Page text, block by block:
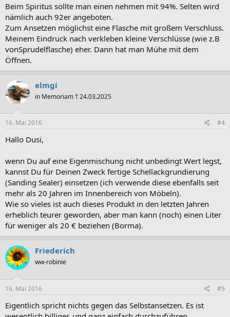
Beim Spiritus sollte man einen nehmen mit 94%. Selten wird
nämlich auch 92er angeboten.
Zum Ansetzen möglichst eine Flasche mit großem Verschluss.
Meinem Eindruck nach verkleben kleine Verschlüsse (wie z.B
vonSprudelflasche) eher. Dann hat man Mühe mit dem
Öffnen.
elmgi
in Memoriam † 24.03.2025
16. Mai 2016 #4
Hallo Dusi,
wenn Du auf eine Eigenmischung nicht unbedingt Wert legst,
kannst Du für Deinen Zweck fertige Schellackgrundierung
(Sanding Sealer) einsetzen (ich verwende diese ebenfalls seit
mehr als 20 Jahren im Innenbereich von Möbeln).
Wie so vieles ist auch dieses Produkt in den letzten Jahren
erheblich teurer geworden, aber man kann (noch) einen Liter
für weniger als 20 € beziehen (Borma).
Friederich
ww-robinie
16. Mai 2016 #5
Eigentlich spricht nichts gegen das Selbstansetzen. Es ist